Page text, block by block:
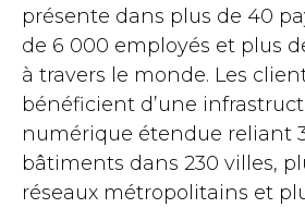
présente dans plus de 40
de 6 000 employés et plus
à travers le monde. Les
bénéficient d’une
numérique étendue reliant
bâtiments dans 230 villes,
réseaux métropolitains et